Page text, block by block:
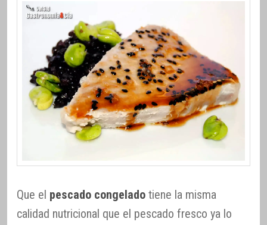
Que el pescado congelado tiene la misma
calidad nutricional que el pescado fresco ya lo